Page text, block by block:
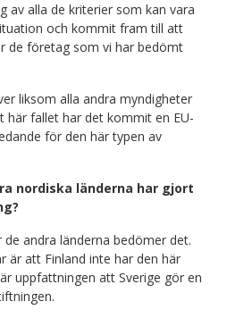
av alla de kriterier som kan vara
och kommit fram till att
de företag som vi har bedömt
liksom alla andra myndigheter
fallet har det kommit en EU-
för den här typen av
nordiska länderna har gjort
de andra länderna bedömer det.
är att Finland inte har den här
uppfattningen att Sverige gör en